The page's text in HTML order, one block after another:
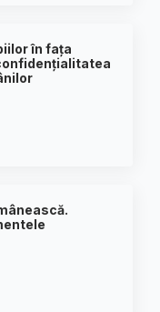
în fața